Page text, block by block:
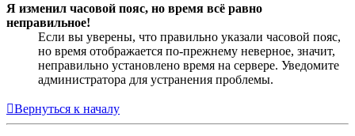
Я изменил часовой пояс, но время всё равно
неправильное!
Если вы уверены, что правильно указали часовой пояс,
но время отображается по-прежнему неверное, значит,
неправильно установлено время на сервере. Уведомите
администратора для устранения проблемы.
Вернуться к началу